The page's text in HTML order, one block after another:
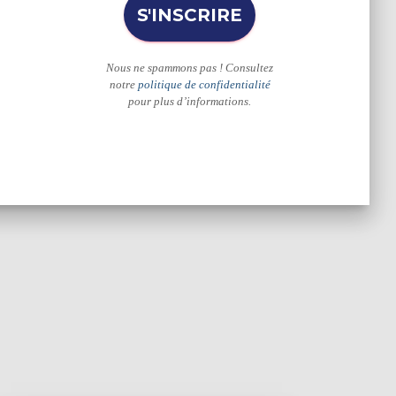
Nous ne spammons pas ! Consultez
notre politique de confidentialité
pour plus d’informations.